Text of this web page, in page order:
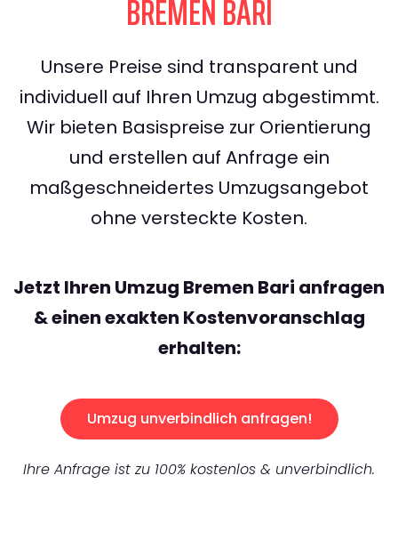
BREMEN BARI
Unsere Preise sind transparent und
individuell auf Ihren Umzug abgestimmt.
Wir bieten Basispreise zur Orientierung
und erstellen auf Anfrage ein
maßgeschneidertes Umzugsangebot
ohne versteckte Kosten.
Jetzt Ihren Umzug Bremen Bari anfragen
& einen exakten Kostenvoranschlag
erhalten:
Umzug unverbindlich anfragen!
Ihre Anfrage ist zu 100% kostenlos & unverbindlich.